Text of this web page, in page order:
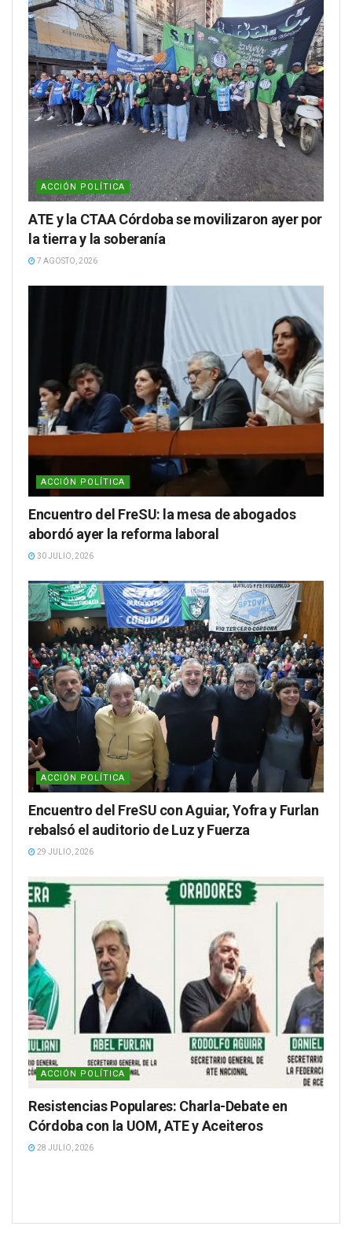
ACCIÓN POLÍTICA
ATE y la CTAA Córdoba se movilizaron ayer por
la tierra y la soberanía
7 AGOSTO, 2026
ACCIÓN POLÍTICA
Encuentro del FreSU: la mesa de abogados
abordó ayer la reforma laboral
30 JULIO, 2026
ACCIÓN POLÍTICA
Encuentro del FreSU con Aguiar, Yofra y Furlan
rebalsó el auditorio de Luz y Fuerza
29 JULIO, 2026
ACCIÓN POLÍTICA
Resistencias Populares: Charla-Debate en
Córdoba con la UOM, ATE y Aceiteros
28 JULIO, 2026